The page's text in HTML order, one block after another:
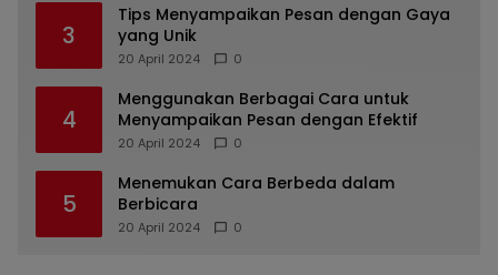
3
Tips Menyampaikan Pesan dengan Gaya
yang Unik
20 April 2024 0
4
Menggunakan Berbagai Cara untuk
Menyampaikan Pesan dengan Efektif
20 April 2024 0
5
Menemukan Cara Berbeda dalam
Berbicara
20 April 2024 0